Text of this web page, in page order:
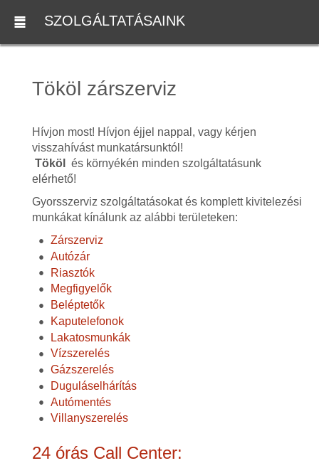
SZOLGÁLTATÁSAINK
Tököl zárszerviz
Hívjon most! Hívjon éjjel nappal, vagy kérjen
visszahívást munkatársunktól!
Tököl
és környékén minden szolgáltatásunk
elérhető!
Gyorsszerviz szolgáltatásokat és komplett kivitelezési
munkákat kínálunk az alábbi területeken:
Zárszerviz
Autózár
Riasztók
Megfigyelők
Beléptetők
Kaputelefonok
Lakatosmunkák
Vízszerelés
Gázszerelés
Duguláselhárítás
Autómentés
Villanyszerelés
24 órás Call Center: